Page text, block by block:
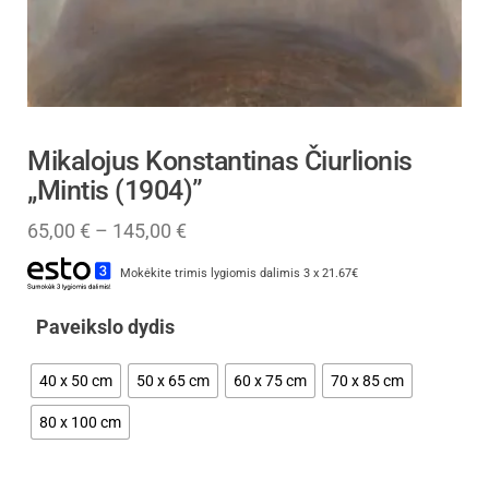
Mikalojus Konstantinas Čiurlionis
„Mintis (1904)”
65,00 € – 145,00 €
Mokėkite trimis lygiomis dalimis 3 x 21.67€
Paveikslo dydis
40 x 50 cm 50 x 65 cm 60 x 75 cm 70 x 85 cm
80 x 100 cm